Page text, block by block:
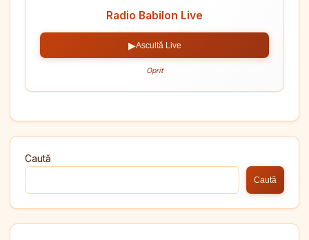
Radio Babilon Live
▶Ascultă Live
Oprit
Caută
Caută